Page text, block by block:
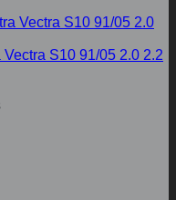
S10 91/05 2.0 2.2